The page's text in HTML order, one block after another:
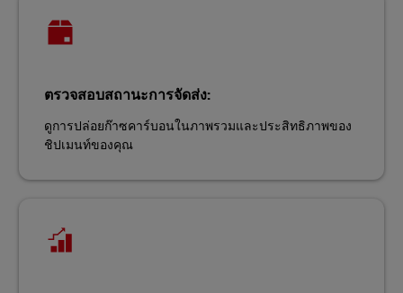
ตรวจสอบสถานะการจัดส่ง:
ดูการปล่อยก๊าซคาร์บอนในภาพรวมและประสิทธิภาพของ
ชิปเมนท์ของคุณ